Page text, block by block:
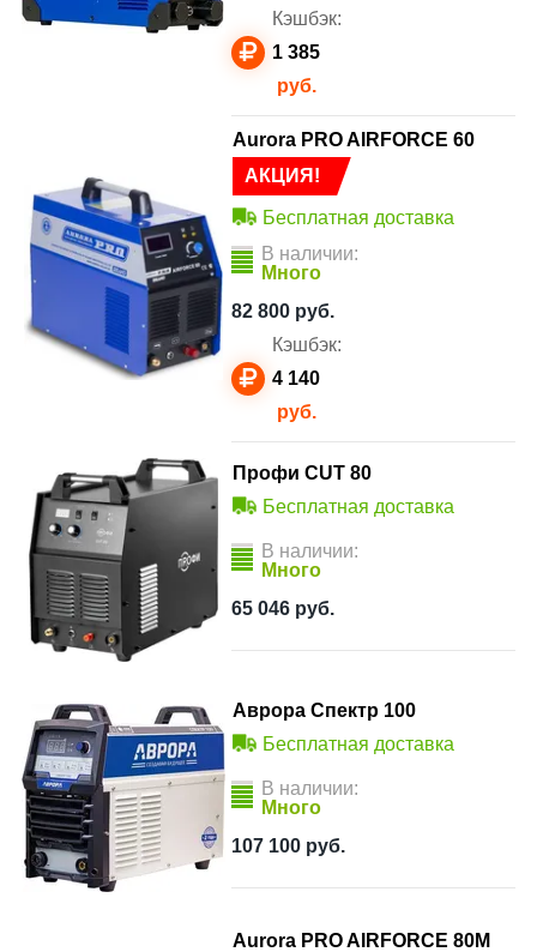
Кэшбэк:
1 385
руб.
АКЦИЯ!
Aurora PRO AIRFORCE 60
Бесплатная доставка
В наличии:
Много
82 800 руб.
Кэшбэк:
4 140
руб.
Профи CUT 80
Бесплатная доставка
В наличии:
Много
65 046 руб.
Аврора Спектр 100
Бесплатная доставка
В наличии:
Много
107 100 руб.
Aurora PRO AIRFORCE 80M